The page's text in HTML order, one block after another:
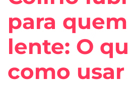
para
lente: O
como usar